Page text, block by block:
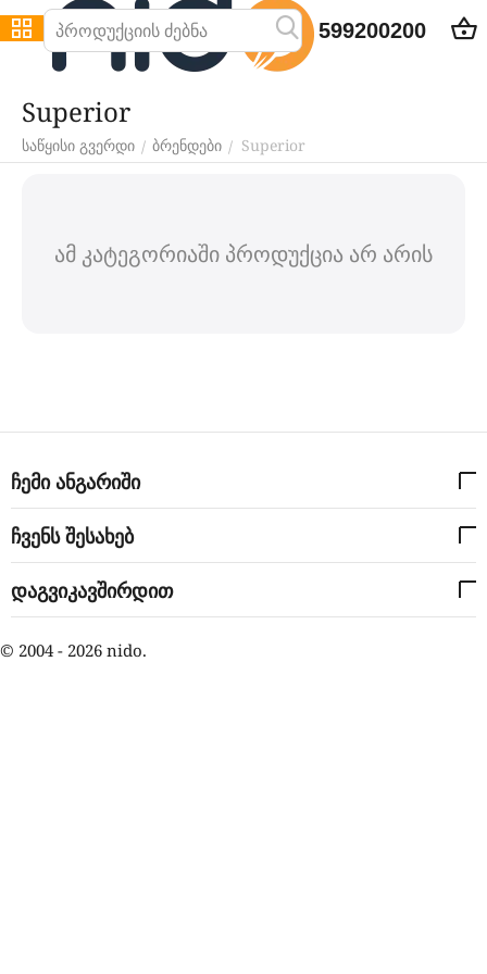
599200200
Superior
საწყისი გვერდი / ბრენდები / Superior
ამ კატეგორიაში პროდუქცია არ არის
ჩემი ანგარიში
ჩვენს შესახებ
დაგვიკავშირდით
© 2004 - 2026 nido.